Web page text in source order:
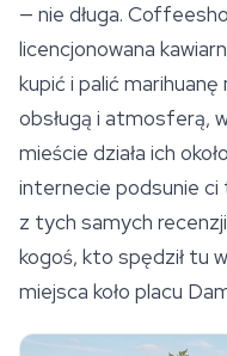
— nie długa.
licencjonowana
kupić i palić
obsługą i atmosferą,
mieście działa ich
internecie podsunie ci
z tych samych
kogoś, kto spędził tu
miejsca koło placu